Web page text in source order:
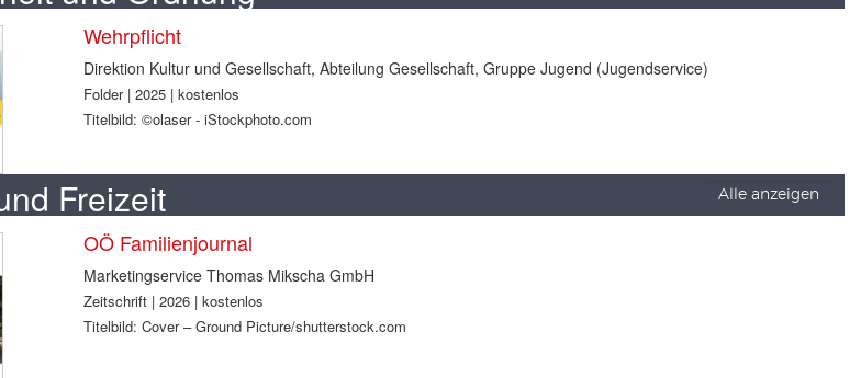
Wehrpflicht
Direktion Kultur und Gesellschaft, Abteilung Gesellschaft, Gruppe Jugend (Jugendservice)
Folder | 2025 | kostenlos
Titelbild: ©olaser - iStockphoto.com
Freizeit Alle anzeigen
OÖ Familienjournal
Marketingservice Thomas Mikscha GmbH
Zeitschrift | 2026 | kostenlos
Titelbild: Cover – Ground Picture/shutterstock.com